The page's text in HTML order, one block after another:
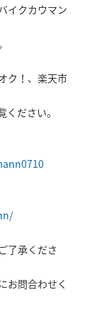
イクカウマン
ク！、楽天市
ださい。
了承くださ
お問合わせく